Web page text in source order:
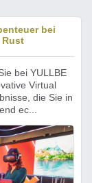
bei
Rust
bei YULLBE
Virtual
die Sie in
ec...